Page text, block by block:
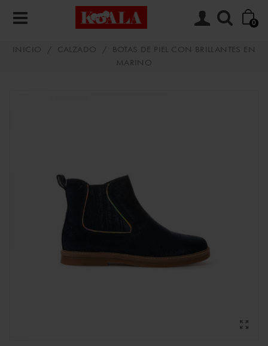
0
INICIO / CALZADO /
BOTAS DE PIEL CON BRILLANTES EN
MARINO